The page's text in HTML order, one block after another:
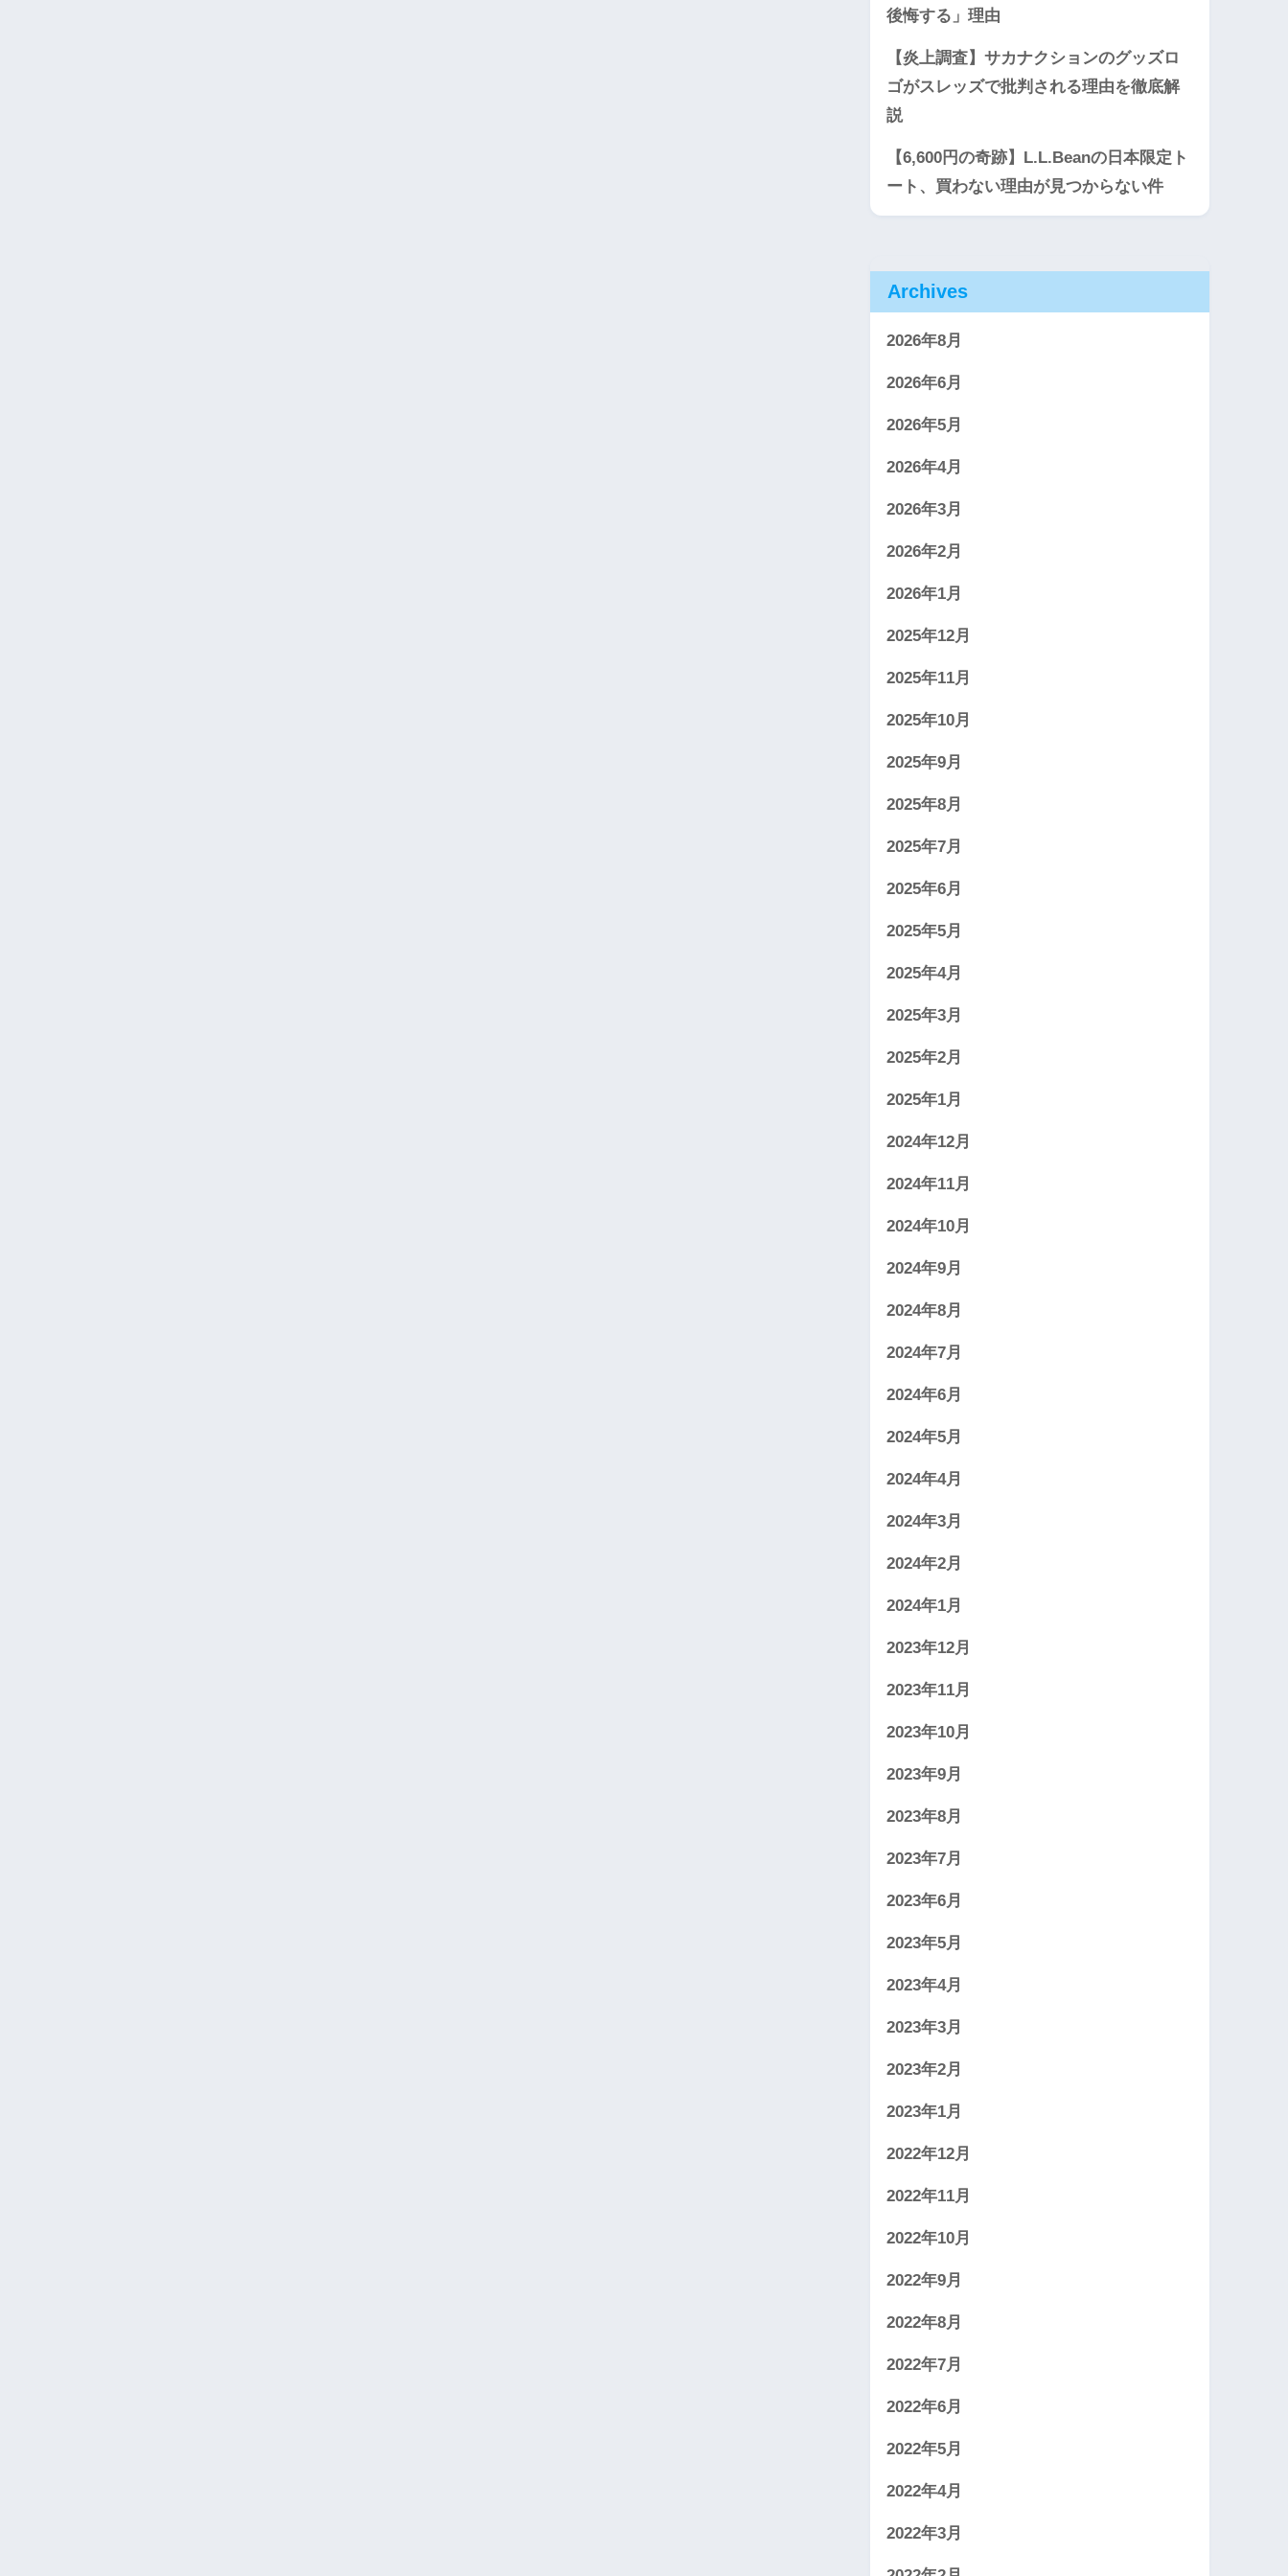
後悔する」理由
【炎上調査】サカナクションのグッズロ
ゴがスレッズで批判される理由を徹底解
説
【6,600円の奇跡】L.L.Beanの日本限定ト
ート、買わない理由が見つからない件
Archives
2026年8月
2026年6月
2026年5月
2026年4月
2026年3月
2026年2月
2026年1月
2025年12月
2025年11月
2025年10月
2025年9月
2025年8月
2025年7月
2025年6月
2025年5月
2025年4月
2025年3月
2025年2月
2025年1月
2024年12月
2024年11月
2024年10月
2024年9月
2024年8月
2024年7月
2024年6月
2024年5月
2024年4月
2024年3月
2024年2月
2024年1月
2023年12月
2023年11月
2023年10月
2023年9月
2023年8月
2023年7月
2023年6月
2023年5月
2023年4月
2023年3月
2023年2月
2023年1月
2022年12月
2022年11月
2022年10月
2022年9月
2022年8月
2022年7月
2022年6月
2022年5月
2022年4月
2022年3月